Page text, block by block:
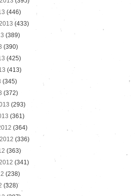
(446)
(433)
(389)
(390)
(425)
(413)
(345)
(372)
(293)
(361)
(364)
(336)
(363)
(341)
(238)
(328)